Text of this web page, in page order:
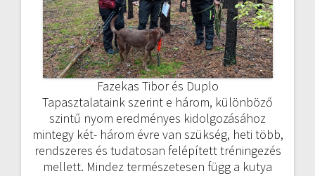
Fazekas Tibor és Duplo
Tapasztalataink szerint e három, különböző
szintű nyom eredményes kidolgozásához
mintegy két- három évre van szükség, heti több,
rendszeres és tudatosan felépített tréningezés
mellett. Mindez természetesen függ a kutya